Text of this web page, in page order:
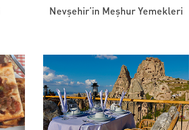
Nevşehir’in Meşhur Yemekleri